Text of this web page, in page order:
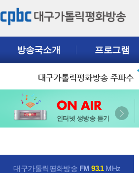
방송국소개 프로그램
인터넷 생방송 듣기
대구가톨릭평화방송 FM93.1MHz